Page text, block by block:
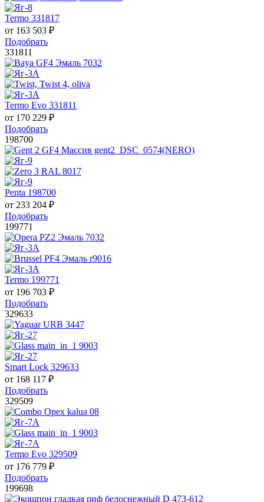
Termo 331817
от 163 503 ₽
Подобрать
331811
Termo Evo 331811
от 170 229 ₽
Подобрать
198700
Penta 198700
от 233 204 ₽
Подобрать
199771
Termo 199771
от 196 703 ₽
Подобрать
329633
Smart Lock 329633
от 168 117 ₽
Подобрать
329509
Termo Evo 329509
от 176 779 ₽
Подобрать
199698